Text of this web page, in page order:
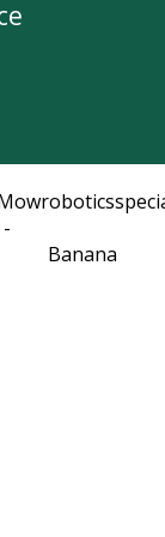
Banana